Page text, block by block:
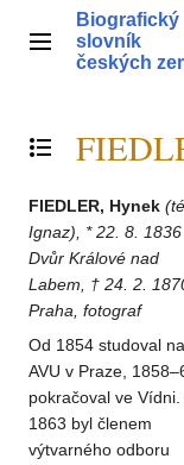
obsahHlavní menu
Biografický
slovník
českých
Přepnout obsah
FIEDLER, Hynek
Ignaz), * 22. 8. 1836
Dvůr Králové nad
Labem, † 24. 2.
Praha, fotograf
Od 1854 studoval na
AVU v Praze,
pokračoval ve Vídni.
1863 byl členem
výtvarného odboru